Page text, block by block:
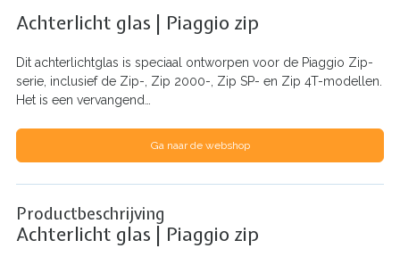
Achterlicht glas | Piaggio zip
Dit achterlichtglas is speciaal ontworpen voor de Piaggio Zip-
serie, inclusief de Zip-, Zip 2000-, Zip SP- en Zip 4T-modellen.
Het is een vervangend…
Ga naar de webshop
Productbeschrijving
Achterlicht glas | Piaggio zip